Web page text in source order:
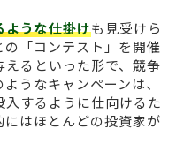
ような仕掛けも見受けら
「コンテスト」を開催
るといった形で、競争
うなキャンペーンは、
するように仕向けるた
はほとんどの投資家が